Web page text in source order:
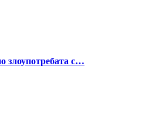
злоупотребата с…